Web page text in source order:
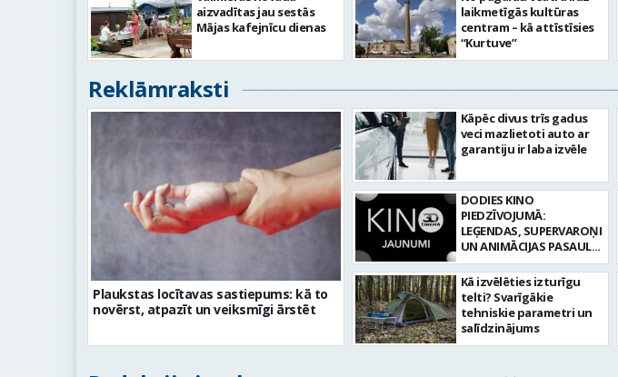
aizvadītas jau sestās
Mājas kafejnīcu dienas
laikmetīgās kultūras
centram – kā attīstīsies
“Kurtuve”
Reklāmraksti
Plaukstas locītavas sastiepums: kā to
novērst, atpazīt un veiksmīgi ārstēt
Kāpēc divus trīs gadus
veci mazlietoti auto ar
garantiju ir laba izvēle
DODIES KINO
PIEDZĪVOJUMĀ:
LEĢENDAS, SUPERVAROŅI
UN ANIMĀCIJAS PASAULE
3D CINEMA
Kā izvēlēties izturīgu
telti? Svarīgākie
tehniskie parametri un
salīdzinājums